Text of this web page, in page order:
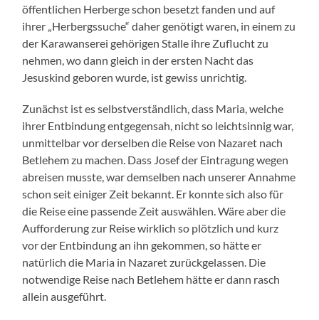
öffentlichen Herberge schon besetzt fanden und auf
ihrer „Herbergssuche“ daher genötigt waren, in einem zu
der Karawanserei gehörigen Stalle ihre Zuflucht zu
nehmen, wo dann gleich in der ersten Nacht das
Jesuskind geboren wurde, ist gewiss unrichtig.
Zunächst ist es selbstverständlich, dass Maria, welche
ihrer Entbindung entgegensah, nicht so leichtsinnig war,
unmittelbar vor derselben die Reise von Nazaret nach
Betlehem zu machen. Dass Josef der Eintragung wegen
abreisen musste, war demselben nach unserer Annahme
schon seit einiger Zeit bekannt. Er konnte sich also für
die Reise eine passende Zeit auswählen. Wäre aber die
Aufforderung zur Reise wirklich so plötzlich und kurz
vor der Entbindung an ihn gekommen, so hätte er
natürlich die Maria in Nazaret zurückgelassen. Die
notwendige Reise nach Betlehem hätte er dann rasch
allein ausgeführt.